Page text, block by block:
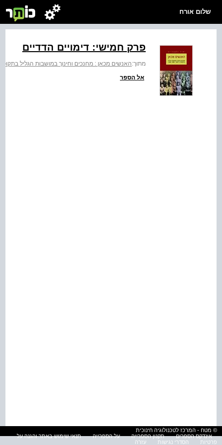
שלום אורח
פרק חמישי: דימויים הדדיים
מתוך:האנשים מכאן : מחנכים וחינוך במושבות הגליל בתקופת היישוב
אל הספר
© מטח - המרכז לטכנולוגיה חינוכית
אינדקס הספרים
תקנון הספרייה על הספרייה
תנאי שימוש באתר והגנה על
פרטיות
הסדרי נגישות עזרה